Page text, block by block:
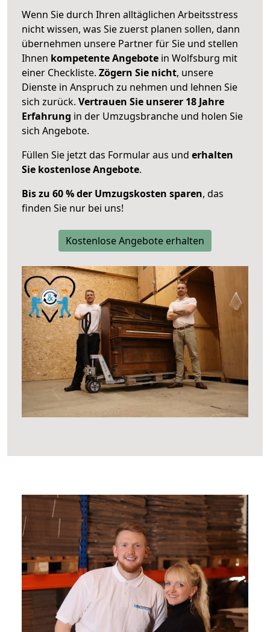
Wenn Sie durch Ihren alltäglichen Arbeitsstress
nicht wissen, was Sie zuerst planen sollen, dann
übernehmen unsere Partner für Sie und stellen
Ihnen kompetente Angebote in Wolfsburg mit
einer Checkliste. Zögern Sie nicht, unsere
Dienste in Anspruch zu nehmen und lehnen Sie
sich zurück. Vertrauen Sie unserer 18 Jahre
Erfahrung in der Umzugsbranche und holen Sie
sich Angebote.
Füllen Sie jetzt das Formular aus und erhalten
Sie kostenlose Angebote.
Bis zu 60 % der Umzugskosten sparen, das
finden Sie nur bei uns!
Kostenlose Angebote erhalten